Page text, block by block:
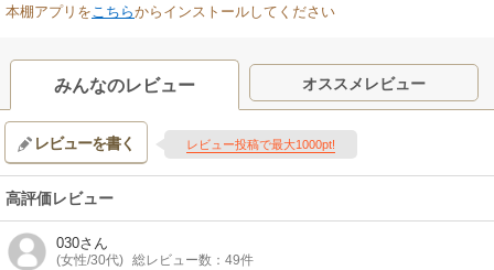
本棚アプリをこちらからインストールしてください
みんなのレビュー オススメレビュー
レビューを書く レビュー投稿で最大1000pt!
高評価レビュー
030さん
(女性/30代) 総レビュー数：49件